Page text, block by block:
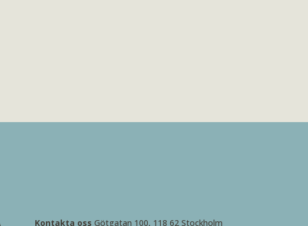
Kontakta oss Götgatan 100, 118 62 Stockholm